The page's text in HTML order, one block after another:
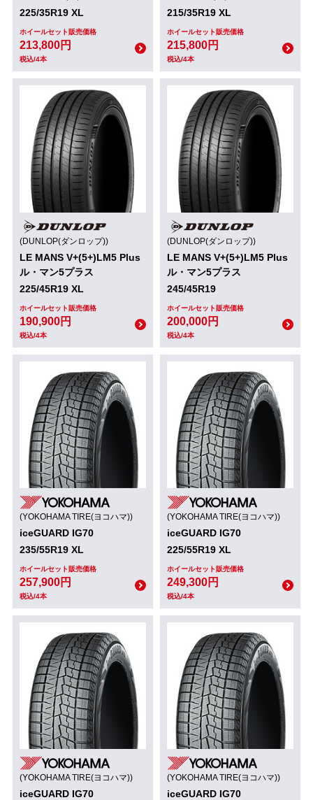
225/35R19 XL
ホイールセット販売価格
213,800円
税込/4本
215/35R19 XL
ホイールセット販売価格
215,800円
税込/4本
(DUNLOP(ダンロップ))
LE MANS V+(5+)LM5 Plus
ル・マン5プラス
225/45R19 XL
ホイールセット販売価格
190,900円
税込/4本
(DUNLOP(ダンロップ))
LE MANS V+(5+)LM5 Plus
ル・マン5プラス
245/45R19
ホイールセット販売価格
200,000円
税込/4本
(YOKOHAMA TIRE(ヨコハマ))
iceGUARD IG70
235/55R19 XL
ホイールセット販売価格
257,900円
税込/4本
(YOKOHAMA TIRE(ヨコハマ))
iceGUARD IG70
225/55R19 XL
ホイールセット販売価格
249,300円
税込/4本
(YOKOHAMA TIRE(ヨコハマ))
iceGUARD IG70
(YOKOHAMA TIRE(ヨコハマ))
iceGUARD IG70